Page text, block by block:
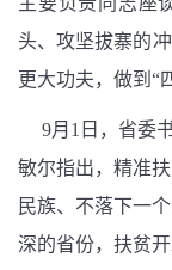
头、攻坚拔寨的
更大功夫，做到“
9月1日，省委
敏尔指出，精准
民族、不落下一
深的省份， 扶贫